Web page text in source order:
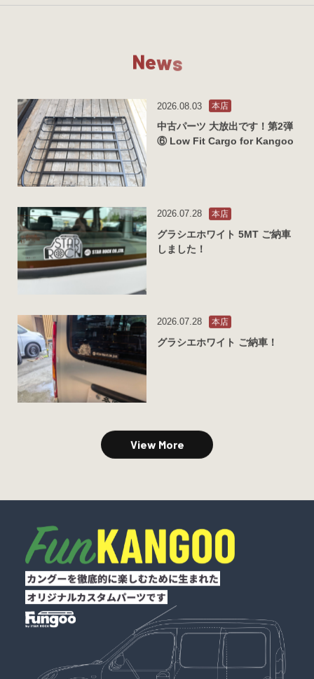
News
2026.08.03 本店
中古パーツ 大放出です！第2弾
⑥ Low Fit Cargo for Kangoo
2026.07.28 本店
グラシエホワイト 5MT ご納車
しました！
2026.07.28 本店
グラシエホワイト ご納車！
View More